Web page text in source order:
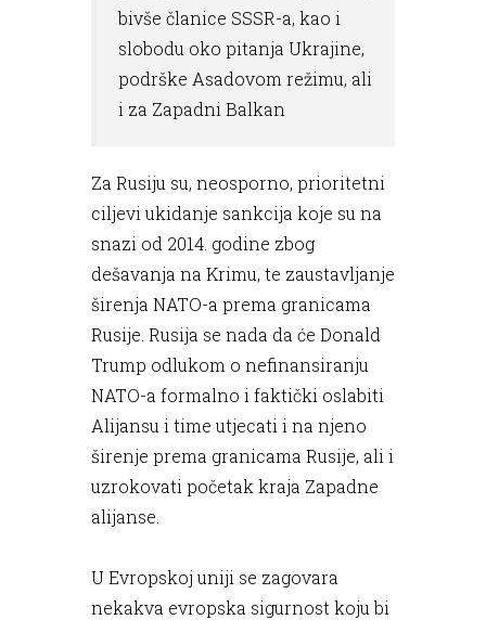
bivše članice SSSR-a, kao i
slobodu oko pitanja Ukrajine,
podrške Asadovom režimu, ali
i za Zapadni Balkan
Za Rusiju su, neosporno, prioritetni
ciljevi ukidanje sankcija koje su na
snazi od 2014. godine zbog
dešavanja na Krimu, te zaustavljanje
širenja NATO-a prema granicama
Rusije. Rusija se nada da će Donald
Trump odlukom o nefinansiranju
NATO-a formalno i faktički oslabiti
Alijansu i time utjecati i na njeno
širenje prema granicama Rusije, ali i
uzrokovati početak kraja Zapadne
alijanse.
U Evropskoj uniji se zagovara
nekakva evropska sigurnost koju bi